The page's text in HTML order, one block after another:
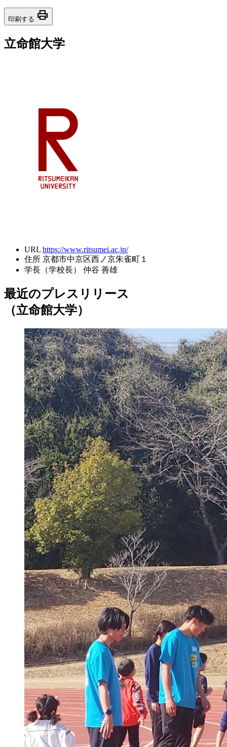
印刷する print
立命館大学
URL https://www.ritsumei.ac.jp/
住所 京都市中京区西ノ京朱雀町１
学長（学校長）
仲谷 善雄
最近のプレスリリース
（立命館大学）